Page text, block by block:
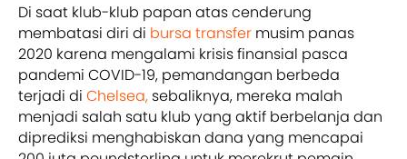
Di saat klub-klub papan atas cenderung
membatasi diri di bursa transfer musim panas
2020 karena mengalami krisis finansial pasca
pandemi COVID-19, pemandangan berbeda
terjadi di Chelsea, sebaliknya, mereka malah
menjadi salah satu klub yang aktif berbelanja dan
diprediksi menghabiskan dana yang mencapai